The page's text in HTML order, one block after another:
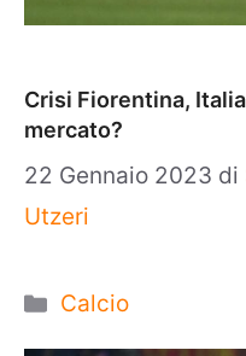
Crisi Fiorentina,
mercato?
22 Gennaio 2023 di
Utzeri
Categorie
Calcio